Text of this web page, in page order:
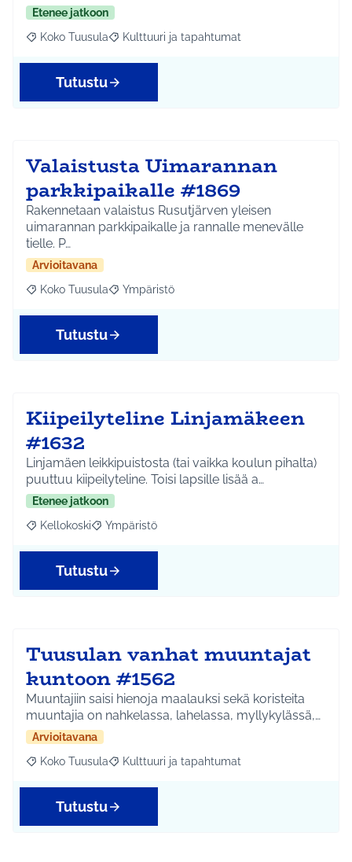
Etenee jatkoon
Rajaa tulokset aihepiirin mukaan: Koko Tuusula
Koko Tuusula Rajaa tulokset teeman mukaan: Kulttuuri ja
Kulttuuri ja tapahtumat
Tutustu
Valaistusta Uimarannan
parkkipaikalle #1869
Rakennetaan valaistus Rusutjärven yleisen
uimarannan parkkipaikalle ja rannalle menevälle
tielle. P…
Arvioitavana
Rajaa tulokset aihepiirin mukaan: Koko Tuusula
Koko Tuusula Rajaa tulokset teeman mukaan: Ympäristö
Ympäristö
Tutustu
Kiipeilyteline Linjamäkeen
#1632
Linjamäen leikkipuistosta (tai vaikka koulun pihalta)
puuttuu kiipeilyteline. Toisi lapsille lisää a…
Etenee jatkoon
Rajaa tulokset aihepiirin mukaan: Kellokoski
Kellokoski Rajaa tulokset teeman mukaan: Ympäristö
Ympäristö
Tutustu
Tuusulan vanhat muuntajat
kuntoon #1562
Muuntajiin saisi hienoja maalauksi sekä koristeita
muuntajia on nahkelassa, lahelassa, myllykylässä,…
Arvioitavana
Rajaa tulokset aihepiirin mukaan: Koko Tuusula
Koko Tuusula Rajaa tulokset teeman mukaan: Kulttuuri ja
Kulttuuri ja tapahtumat
Tutustu